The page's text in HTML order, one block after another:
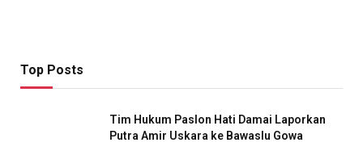
Top Posts
Tim Hukum Paslon Hati Damai Laporkan
Putra Amir Uskara ke Bawaslu Gowa